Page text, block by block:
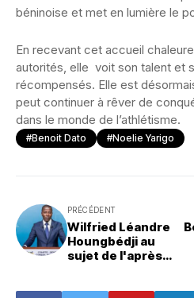
béninoise et met en lumière le
En recevant cet accueil
autorités, elle voit son talent et
récompensés. Elle est
peut continuer à rêver de
dans le monde de l’athlétisme.
#Benoit Dato #Noelie Yarigo
PRÉCÉDENT
Wilfried Léandre
Houngbédji au
sujet de l'après